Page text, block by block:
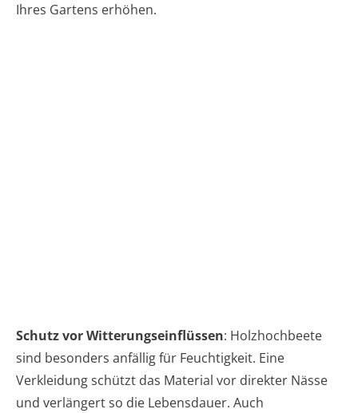
Ihres Gartens erhöhen.
Schutz vor Witterungseinflüssen: Holzhochbeete
sind besonders anfällig für Feuchtigkeit. Eine
Verkleidung schützt das Material vor direkter Nässe
und verlängert so die Lebensdauer. Auch